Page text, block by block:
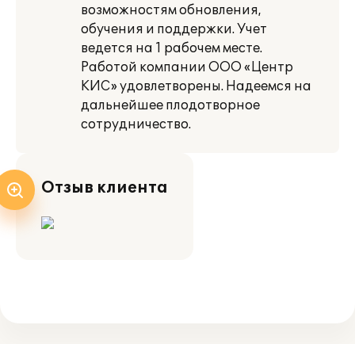
возможностям обновления,
обучения и поддержки. Учет
ведется на 1 рабочем месте.
Работой компании ООО «Центр
КИС» удовлетворены. Надеемся на
дальнейшее плодотворное
сотрудничество.
Отзыв клиента